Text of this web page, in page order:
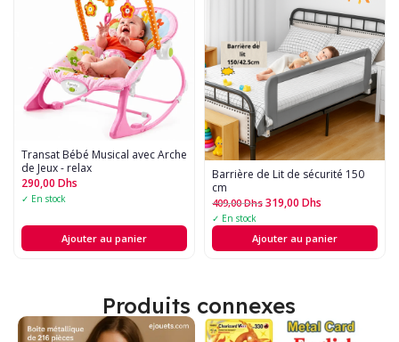
Transat Bébé Musical avec Arche
de Jeux - relax
290,00 Dhs
✓ En stock
Ajouter au panier
Barrière de Lit de sécurité 150
cm
409,00Dhs 319,00 Dhs
✓ En stock
Ajouter au panier
Produits connexes